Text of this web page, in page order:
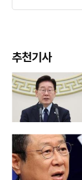
추천기사